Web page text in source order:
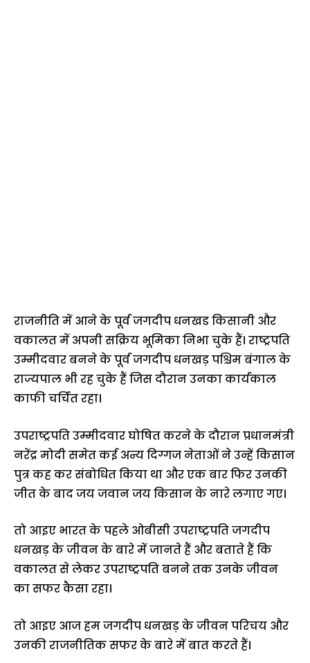
राजनीति में आने के पूर्व जगदीप धनखड किसानी और
वकालत में अपनी सक्रिय भूमिका निभा चुके हैं। राष्ट्रपति
उम्मीदवार बनने के पूर्व जगदीप धनखड़ पश्चिम बंगाल के
राज्यपाल भी रह चुके हैं जिस दौरान उनका कार्यकाल
काफी चर्चित रहा।
उपराष्ट्रपति उम्मीदवार घोषित करने के दौरान प्रधानमंत्री
नरेंद्र मोदी समेत कई अन्य दिग्गज नेताओं ने उन्हें किसान
पुत्र कह कर संबोधित किया था और एक बार फिर उनकी
जीत के बाद जय जवान जय किसान के नारे लगाए गए।
तो आइए भारत के पहले ओबीसी उपराष्ट्रपति जगदीप
धनखड़ के जीवन के बारे में जानते हैं और बताते हैं कि
वकालत से लेकर उपराष्ट्रपति बनने तक उनके जीवन
का सफर कैसा रहा।
तो आइए आज हम जगदीप धनखड़ के जीवन परिचय और
उनकी राजनीतिक सफर के बारे में बात करते हैं।